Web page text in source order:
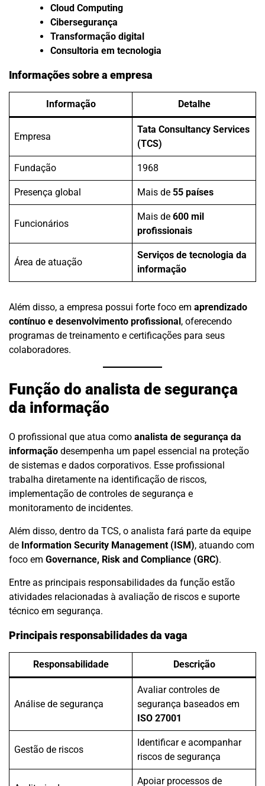
Cloud Computing
Cibersegurança
Transformação digital
Consultoria em tecnologia
Informações sobre a empresa
Informação Detalhe
Empresa
Tata Consultancy Services
(TCS)
Fundação 1968
Presença global Mais de 55 países
Funcionários
Mais de 600 mil
profissionais
Área de atuação
Serviços de tecnologia da
informação
Além disso, a empresa possui forte foco em aprendizado
contínuo e desenvolvimento profissional, oferecendo
programas de treinamento e certificações para seus
colaboradores.
Função do analista de segurança
da informação
O profissional que atua como analista de segurança da
informação desempenha um papel essencial na proteção
de sistemas e dados corporativos. Esse profissional
trabalha diretamente na identificação de riscos,
implementação de controles de segurança e
monitoramento de incidentes.
Além disso, dentro da TCS, o analista fará parte da equipe
de Information Security Management (ISM), atuando com
foco em Governance, Risk and Compliance (GRC).
Entre as principais responsabilidades da função estão
atividades relacionadas à avaliação de riscos e suporte
técnico em segurança.
Principais responsabilidades da vaga
Responsabilidade Descrição
Análise de segurança
Avaliar controles de
segurança baseados em
ISO 27001
Gestão de riscos
Identificar e acompanhar
riscos de segurança
Apoiar processos de